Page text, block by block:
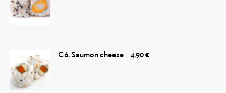
C6. Saumon cheese 4,90 €